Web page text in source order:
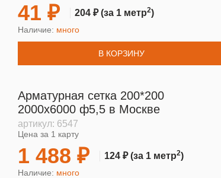
41 ₽ 204 ₽(за 1 метр2)
Наличие: много
В КОРЗИНУ
Арматурная сетка 200*200
2000х6000 ф5,5 в Москве
артикул: 6547
Цена за 1 карту
1 488 ₽ 124 ₽(за 1 метр2)
Наличие: много